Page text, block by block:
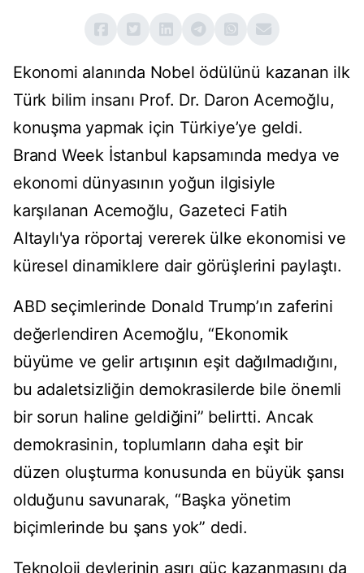
Ekonomi alanında Nobel ödülünü kazanan ilk
Türk bilim insanı Prof. Dr. Daron Acemoğlu,
konuşma yapmak için Türkiye’ye geldi.
Brand Week İstanbul kapsamında medya ve
ekonomi dünyasının yoğun ilgisiyle
karşılanan Acemoğlu, Gazeteci Fatih
Altaylı'ya röportaj vererek ülke ekonomisi ve
küresel dinamiklere dair görüşlerini paylaştı.
ABD seçimlerinde Donald Trump’ın zaferini
değerlendiren Acemoğlu, “Ekonomik
büyüme ve gelir artışının eşit dağılmadığını,
bu adaletsizliğin demokrasilerde bile önemli
bir sorun haline geldiğini” belirtti. Ancak
demokrasinin, toplumların daha eşit bir
düzen oluşturma konusunda en büyük şansı
olduğunu savunarak, “Başka yönetim
biçimlerinde bu şans yok” dedi.
Teknoloji devlerinin aşırı güç kazanmasını da